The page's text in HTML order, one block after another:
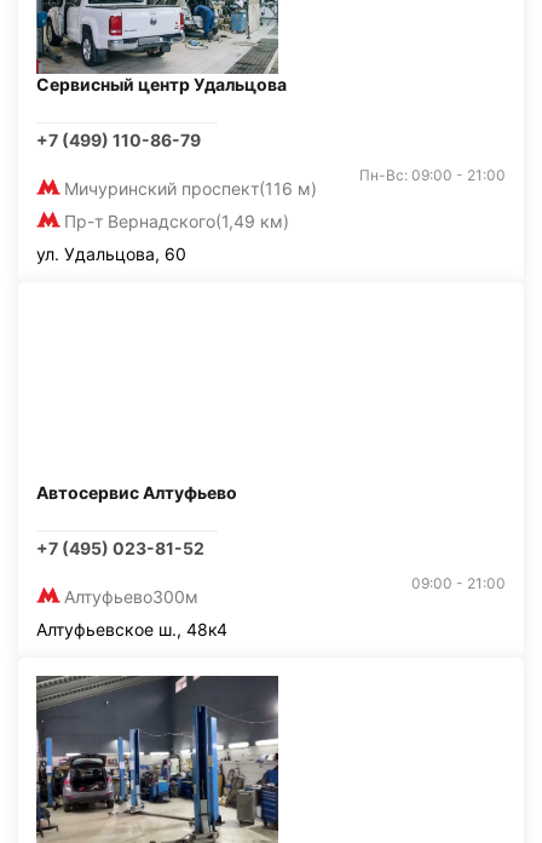
Сервисный центр Удальцова
+7 (499) 110-86-79
Мичуринский проспект(116 м)
Пр-т Вернадского(1,49 км)
Пн-Вс: 09:00 - 21:00
ул. Удальцова, 60
Автосервис Алтуфьево
+7 (495) 023-81-52
Алтуфьево300м
09:00 - 21:00
Алтуфьевское ш., 48к4